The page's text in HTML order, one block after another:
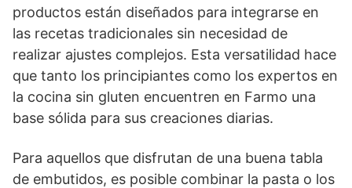
productos están diseñados para integrarse en
las recetas tradicionales sin necesidad de
realizar ajustes complejos. Esta versatilidad hace
que tanto los principiantes como los expertos en
la cocina sin gluten encuentren en Farmo una
base sólida para sus creaciones diarias.
Para aquellos que disfrutan de una buena tabla
de embutidos, es posible combinar la pasta o los